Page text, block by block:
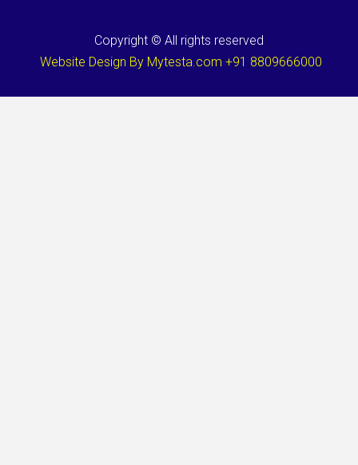
Copyright © All rights reserved
Website Design By Mytesta.com +91 8809666000